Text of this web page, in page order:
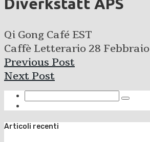
Qi Gong Café EST
Caffè Letterario 28 Febbraio
Previous Post
Next Post
Articoli recenti